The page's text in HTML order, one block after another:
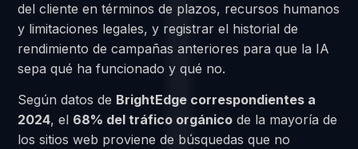
del cliente en términos de plazos, recursos humanos
y limitaciones legales, y registrar el historial de
rendimiento de campañas anteriores para que la IA
sepa qué ha funcionado y qué no.
Según datos de BrightEdge correspondientes a
2024, el 68% del tráfico orgánico de la mayoría de
los sitios web proviene de búsquedas que no